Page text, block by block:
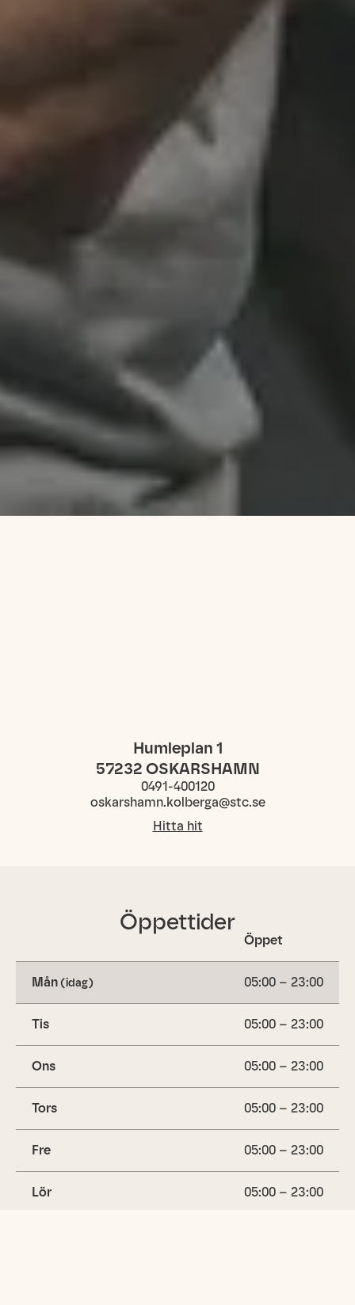
Humleplan 1
57232 OSKARSHAMN
0491-400120
oskarshamn.kolberga@stc.se
Hitta hit
Öppettider
Öppet
Mån(idag) 05:00 – 23:00
Tis 05:00 – 23:00
Ons 05:00 – 23:00
Tors 05:00 – 23:00
Fre 05:00 – 23:00
Lör 05:00 – 23:00